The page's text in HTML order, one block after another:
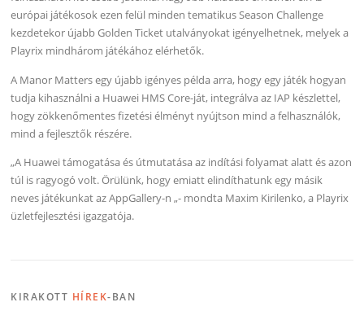
európai játékosok ezen felül minden tematikus Season Challenge
kezdetekor újabb Golden Ticket utalványokat igényelhetnek, melyek a
Playrix mindhárom játékához elérhetők.
A Manor Matters egy újabb igényes példa arra, hogy egy játék hogyan
tudja kihasználni a Huawei HMS Core-ját, integrálva az IAP készlettel,
hogy zökkenőmentes fizetési élményt nyújtson mind a felhasználók,
mind a fejlesztők részére.
„A Huawei támogatása és útmutatása az indítási folyamat alatt és azon
túl is ragyogó volt. Örülünk, hogy emiatt elindíthatunk egy másik
neves játékunkat az AppGallery-n „- mondta Maxim Kirilenko, a Playrix
üzletfejlesztési igazgatója.
KIRAKOTT HÍREK-BAN